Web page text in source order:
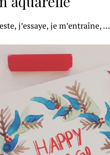
j’essaye, je m’entraîne, …